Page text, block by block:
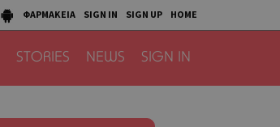
ΦΑΡΜΑΚΕΙΑ SIGN IN SIGN UP HOME
STORIES NEWS SIGN IN